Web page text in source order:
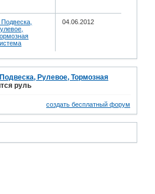
Подвеска,
04.06.2012
Подвеска, Рулевое, Тормозная
руль
создать бесплатный форум